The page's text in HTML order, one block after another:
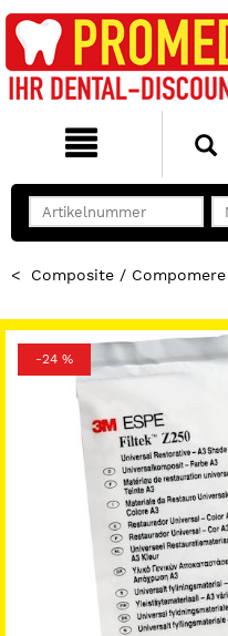
< Composite / Compomere
-24 %